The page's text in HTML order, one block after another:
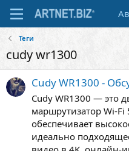
Теги
cudy wr1300
Cudy WR1300 -
Cudy WR1300 — это
маршрутизатор Wi-Fi
обеспечивает
идеально